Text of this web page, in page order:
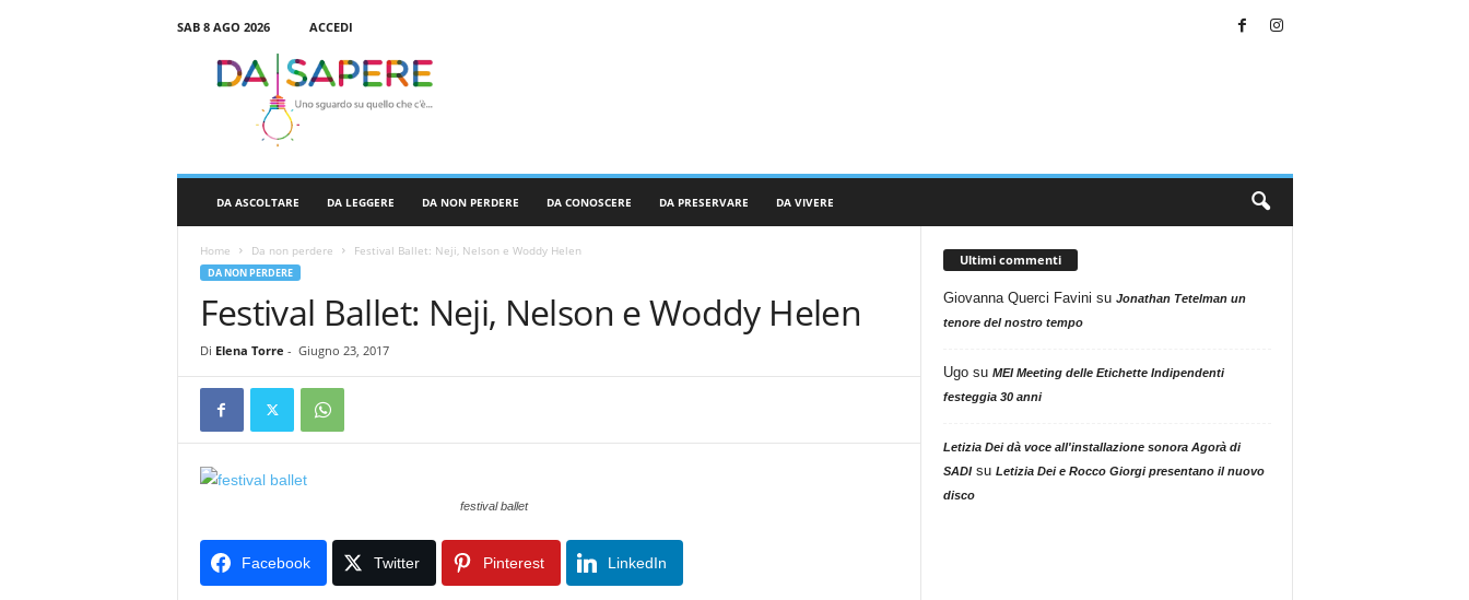
SAB 8 AGO 2026
ACCEDI
DA ASCOLTARE DA LEGGERE DA NON PERDERE DA CONOSCERE DA PRESERVARE DA VIVERE
Home Da non perdere Festival Ballet: Neji, Nelson e Woddy Helen
DA NON PERDERE
Festival Ballet: Neji, Nelson e Woddy Helen
Di Elena Torre - Giugno 23, 2017
festival ballet
Facebook Twitter Pinterest LinkedIn
Ultimi commenti
Giovanna Querci Favini su Jonathan Tetelman un
tenore del nostro tempo
Ugosu MEI Meeting delle Etichette Indipendenti
festeggia 30 anni
Letizia Dei dà voce all'installazione sonora Agorà di
SADIsu Letizia Dei e Rocco Giorgi presentano il nuovo
disco